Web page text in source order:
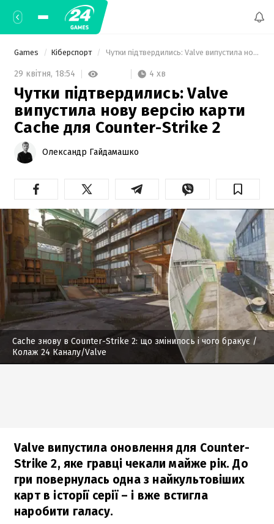
Games Кіберспорт Чутки підтвердились: Valve випустила нову версію карти Cache для Counter-Strike 2
29 квітня, 18:54 4 хв
Чутки підтвердились: Valve
випустила нову версію карти
Cache для Counter-Strike 2
Олександр Гайдамашко
Cache знову в Counter-Strike 2: що змінилось і чого бракує /
Колаж 24 Каналу/Valve
Valve випустила оновлення для Counter-
Strike 2, яке гравці чекали майже рік. До
гри повернулась одна з найкультовіших
карт в історії серії – і вже встигла
наробити галасу.